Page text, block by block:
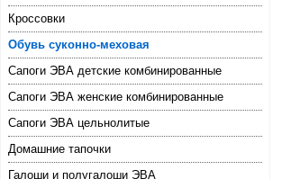
Кроссовки
Обувь суконно-меховая
Сапоги ЭВА детские комбинированные
Сапоги ЭВА женские комбинированные
Сапоги ЭВА цельнолитые
Домашние тапочки
Галоши и полугалоши ЭВА